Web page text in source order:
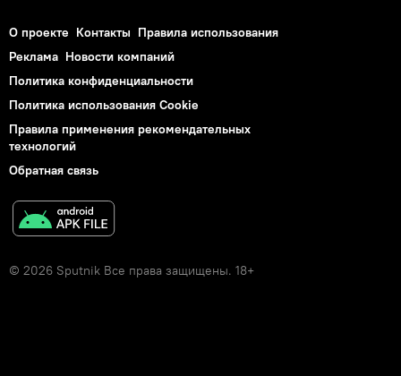
О проекте Контакты Правила использования
Реклама Новости компаний
Политика конфиденциальности
Политика использования Cookie
Правила применения рекомендательных
технологий
Обратная связь
© 2026 Sputnik Все права защищены. 18+